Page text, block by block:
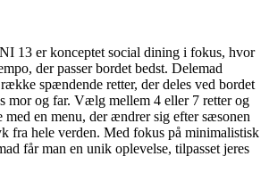
13 er konceptet social dining i fokus, hvor
der passer bordet bedst. Delemad
spændende retter, der deles ved bordet
mor og far. Vælg mellem 4 eller 7 retter og
med en menu, der ændrer sig efter sæsonen
fra hele verden. Med fokus på minimalistisk
får man en unik oplevelse, tilpasset jeres